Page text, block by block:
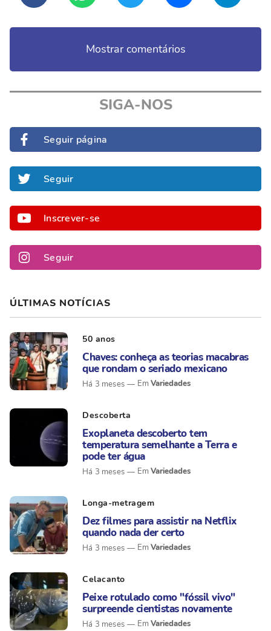
Mostrar comentários
SIGA-NOS
Seguir página
Seguir
Inscrever-se
Seguir
ÚLTIMAS NOTÍCIAS
50 anos
Chaves: conheça as teorias macabras
que rondam o seriado mexicano
Há 3 meses Variedades
Descoberta
Exoplaneta descoberto tem
temperatura semelhante a Terra e
pode ter água
Há 3 meses Variedades
Longa-metragem
Dez filmes para assistir na Netflix
quando nada der certo
Há 3 meses Variedades
Celacanto
Peixe rotulado como "fóssil vivo"
surpreende cientistas novamente
Há 3 meses Variedades